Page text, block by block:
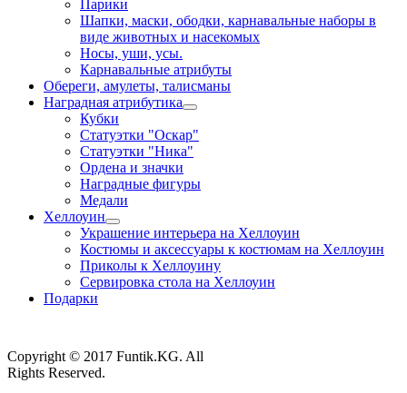
Парики
Шапки, маски, ободки, карнавальные наборы в
виде животных и насекомых
Носы, уши, усы.
Карнавальные атрибуты
Обереги, амулеты, талисманы
Наградная атрибутика
Кубки
Статуэтки "Оскар"
Статуэтки "Ника"
Ордена и значки
Наградные фигуры
Медали
Хеллоуин
Украшение интерьера на Хеллоуин
Костюмы и аксессуары к костюмам на Хеллоуин
Приколы к Хеллоуину
Сервировка стола на Хеллоуин
Подарки
Copyright © 2017 Funtik.KG. All
Rights Reserved.